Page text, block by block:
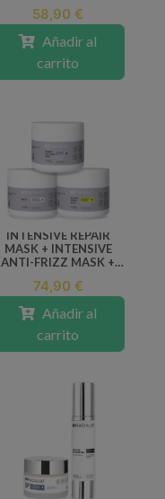
58,90 €
Añadir al
carrito
INTENSIVE REPAIR
MASK + INTENSIVE
ANTI-FRIZZ MASK +
74,90 €
Añadir al
carrito